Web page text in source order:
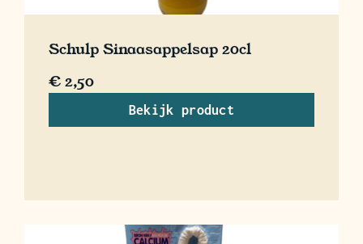
Schulp Sinaasappelsap 20cl
€2,50
Bekijk product